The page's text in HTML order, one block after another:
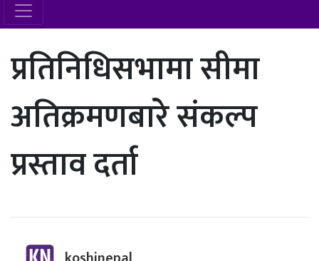
प्रतिनिधिसभामा सीमा
अतिक्रमणबारे संकल्प
प्रस्ताव दर्ता